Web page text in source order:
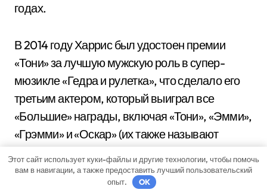
годах.
В 2014 году Харрис был удостоен премии
«Тони» за лучшую мужскую роль в супер-
мюзикле «Гедра и рулетка», что сделало его
третьим актером, который выиграл все
«Большие» награды, включая «Тони», «Эмми»,
«Грэмми» и «Оскар» (их также называют
ЭГОТ).
Среди других наград, полученных Харрисом,
Этот сайт использует куки-файлы и другие технологии, чтобы помочь
вам в навигации, а также предоставить лучший пользовательский
опыт.
OK